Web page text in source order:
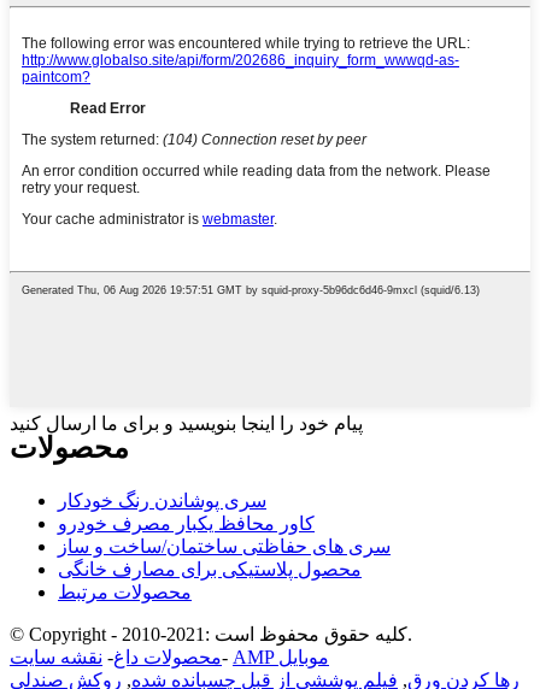
پیام خود را اینجا بنویسید و برای ما ارسال کنید
محصولات
سری پوشاندن رنگ خودکار
کاور محافظ یکبار مصرف خودرو
سری های حفاظتی ساختمان/ساخت و ساز
محصول پلاستیکی برای مصارف خانگی
محصولات مرتبط
© Copyright - 2010-2021: کلیه حقوق محفوظ است.
محصولات داغ- نقشه سایت -
AMP موبایل
رها کردن ورق, فیلم پوششی از قبل چسبانده شده, روکش صندلی